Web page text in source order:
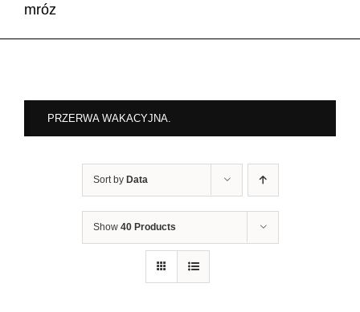
mróz
PRZERWA WAKACYJNA.
Sort by Data
Show 40 Products